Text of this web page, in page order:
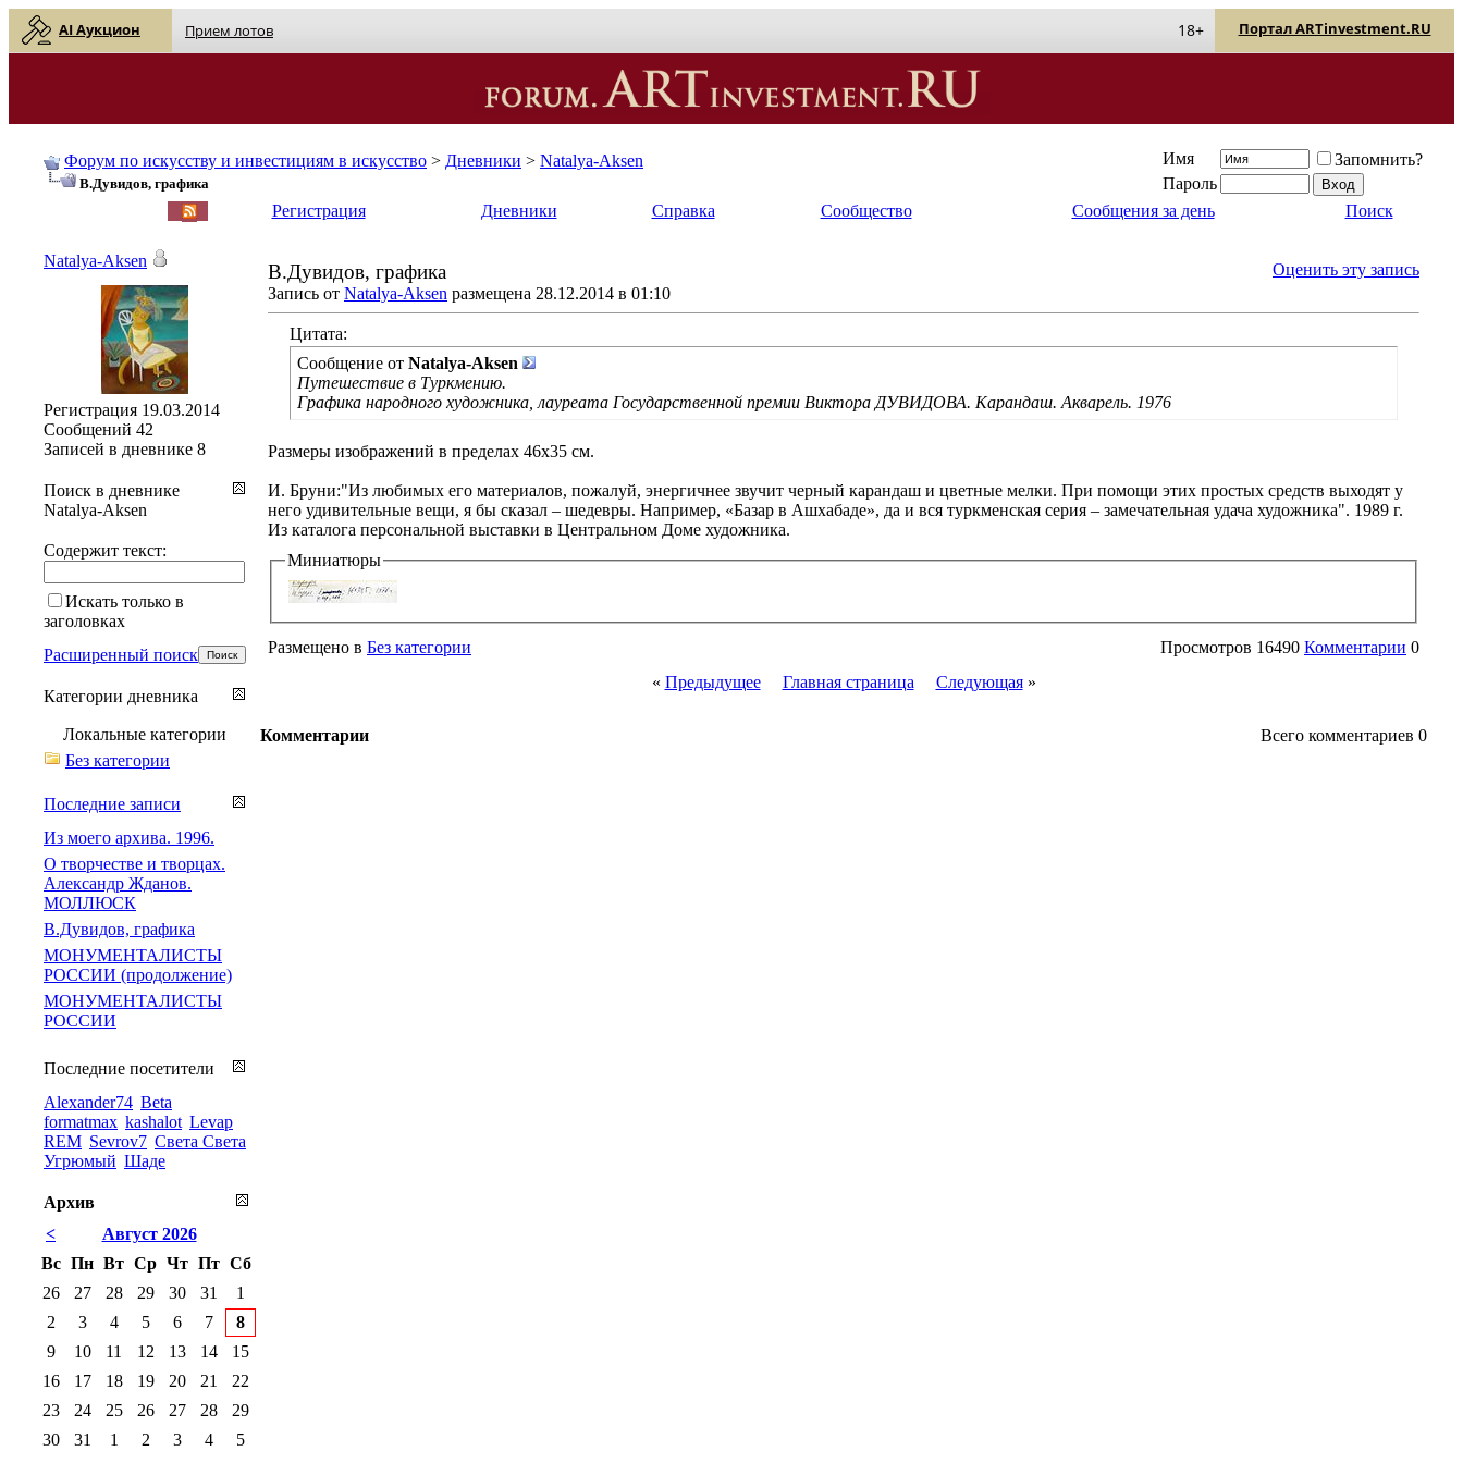
AI Аукцион Прием лотов Портал ARTinvestment.RU
18+
Форум по искусству и инвестициям в искусство > Дневники > Natalya-Aksen
В.Дувидов, графика
Имя
Запомнить?
Пароль
Регистрация Дневники Справка Сообщество Сообщения за день Поиск
Оценить эту запись
В.Дувидов, графика
Запись от Natalya-Aksen размещена 28.12.2014 в 01:10
Цитата:
Сообщение от Natalya-Aksen
Путешествие в Туркмению.
Графика народного художника, лауреата Государственной премии Виктора ДУВИДОВА. Карандаш. Акварель. 1976
Размеры изображений в пределах 46х35 см.
И. Бруни:"Из любимых его материалов, пожалуй, энергичнее звучит черный карандаш и цветные мелки. При помощи этих простых средств выходят у
него удивительные вещи, я бы сказал – шедевры. Например, «Базар в Ашхабаде», да и вся туркменская серия – замечательная удача художника". 1989 г.
Из каталога персональной выставки в Центральном Доме художника.
Миниатюры
Размещено в Без категории Просмотров 16490 Комментарии 0
« Предыдущее Главная страница Следующая»
Всего комментариев 0
Комментарии
Natalya-Aksen
Регистрация 19.03.2014
Сообщений 42
Записей в дневнике 8
Поиск в дневнике
Natalya-Aksen
Содержит текст:
Искать только в
заголовках
Расширенный поиск
Категории дневника
Локальные категории
Без категории
Последние записи
Из моего архива. 1996.
О творчестве и творцах.
Александр Жданов.
МОЛЛЮСК
В.Дувидов, графика
МОНУМЕНТАЛИСТЫ
РОССИИ (продолжение)
МОНУМЕНТАЛИСТЫ
РОССИИ
Последние посетители
Alexander74 Beta
formatmax kashalot Levap
REM Sevrov7 Света Света
Угрюмый Шаде
Архив
<
Август 2026
Вс Пн Вт Ср Чт Пт Сб
26
27 28 29 30 31
1
2
3 4 5 6 7
8
9
10 11 12 13 14
15
16
17 18 19 20 21
22
23
24 25 26 27 28
29
30
31 1 2 3 4 5